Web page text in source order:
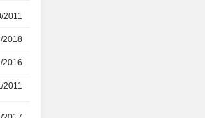
2011
2018
2016
2011